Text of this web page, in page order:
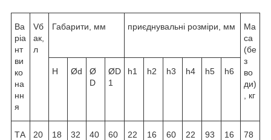
Ва
ріа
нт
ви
ко
на
нн
я
Vб
ак
л
Габарити, мм приєднувальні розміри, мм
Ма
са
(бе
з
во
ди)
, кг
Н Ød
Ø
D
ØD
1
h1 h2 h3 h4 h5 h6
ТА
20
18
32
40
60
22
16
60
22
93
16
78